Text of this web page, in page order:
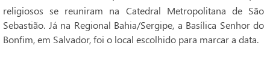
religiosos se reuniram na Catedral Metropolitana de São
Sebastião. Já na Regional Bahia/Sergipe, a Basílica Senhor do
Bonfim, em Salvador, foi o local escolhido para marcar a data.